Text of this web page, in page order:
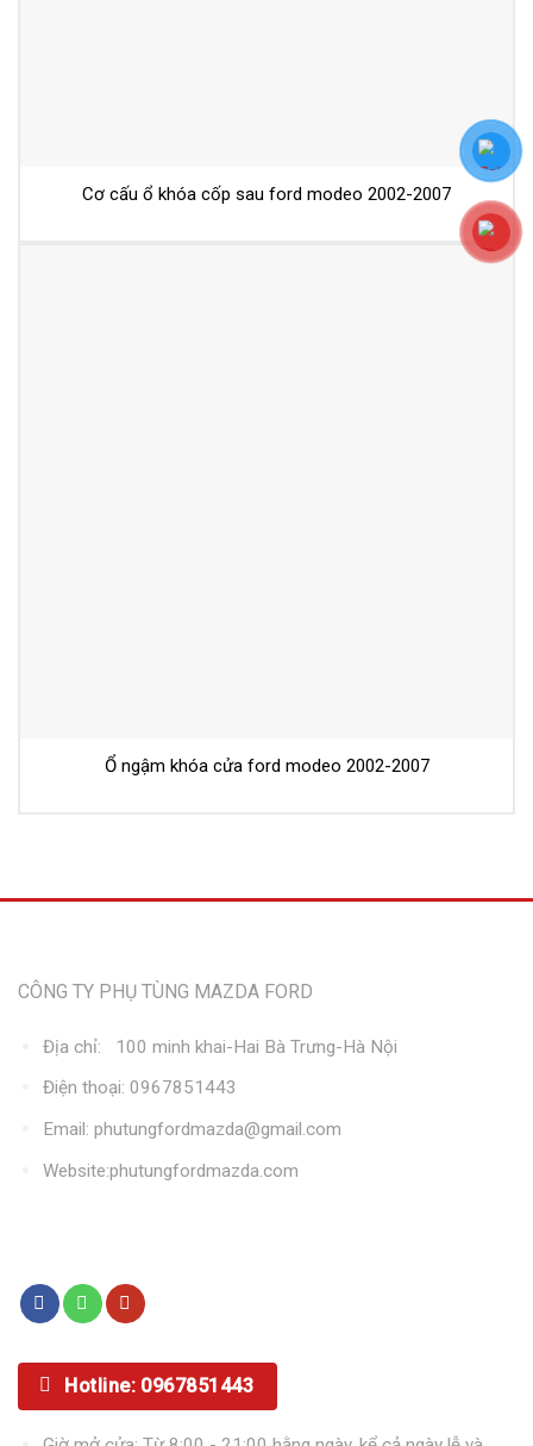
Cơ cấu ổ khóa cốp sau ford modeo 2002-2007
Ổ ngậm khóa cửa ford modeo 2002-2007
CÔNG TY PHỤ TÙNG MAZDA FORD
Địa chỉ: 100 minh khai-Hai Bà Trưng-Hà Nội
Điện thoại: 0967851443
Email: phutungfordmazda@gmail.com
Website:phutungfordmazda.com
Hotline: 0967851443